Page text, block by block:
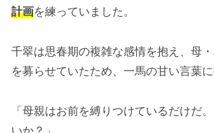
計画を練っていました。
千翠は思春期の複雑な感情を抱え、母
を募らせていたため、一馬の甘い言葉に
「母親はお前を縛りつけているだけだ
いか？」